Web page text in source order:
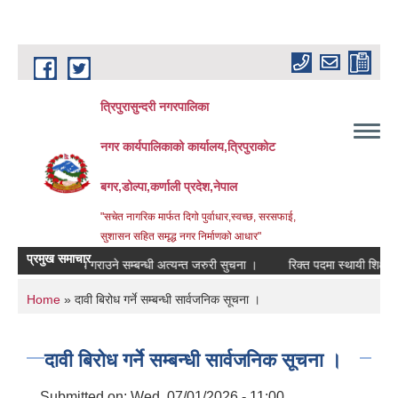
Skip to main content
त्रिपुरासुन्दरी नगरपालिका
नगर कार्यपालिकाको कार्यालय,त्रिपुराकोट
बगर,डोल्पा,कर्णाली प्रदेश,नेपाल
"सचेत नागरिक मार्फत दिगो पुर्वाधार,स्वच्छ, सरसफाई,
सुशासन सहित समृद्ध नगर निर्माणको आधार"
प्रमुख समाचार
खर्च उपल्बध गराउने सम्बन्धी अत्यन्त जरुरी सुचना । रिक्त पदमा स्थायी शिक्षक
You are here
Home » दावी बिरोध गर्ने सम्बन्धी सार्वजनिक सूचना ।
दावी बिरोध गर्ने सम्बन्धी सार्वजनिक सूचना ।